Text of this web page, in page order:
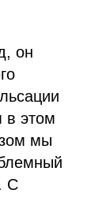
он
в этом
мы
С